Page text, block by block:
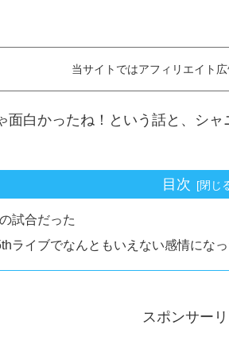
当サイトではアフィリエイト
面白かったね！という話と、シャ
目次
試合だった
ライブでなんともいえない感情にな
スポンサー